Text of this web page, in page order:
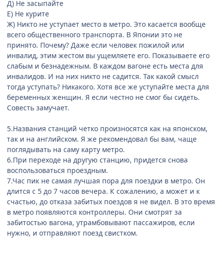
Д) Не засыпайте
Е) Не курите
Ж) Никто не уступает место в метро. Это касается вообще
всего общественного транспорта. В Японии это не
принято. Почему? Даже если человек пожилой или
инвалид, этим жестом вы ущемляете его. Показываете его
слабым и безнадежным. В каждом вагоне есть места для
инвалидов. И на них никто не садится. Так какой смысл
тогда уступать? Никакого. Хотя все же уступайте места для
беременных женщин. Я если честно не смог бы сидеть.
Совесть замучает.
5.Названия станций четко произносятся как на японском,
так и на английском. Я же рекомендовал бы вам, чаще
поглядывать на саму карту метро.
6.При переходе на другую станцию, придется снова
воспользоваться проездным.
7.Час пик не самая лучшая пора для поездки в метро. Он
длится с 5 до 7 часов вечера. К сожалению, а может и к
счастью, до отказа забитых поездов я не видел. В это время
в метро появляются контроллеры. Они смотрят за
забитостью вагона, утрамбовывают пассажиров, если
нужно, и отправляют поезд свистком.